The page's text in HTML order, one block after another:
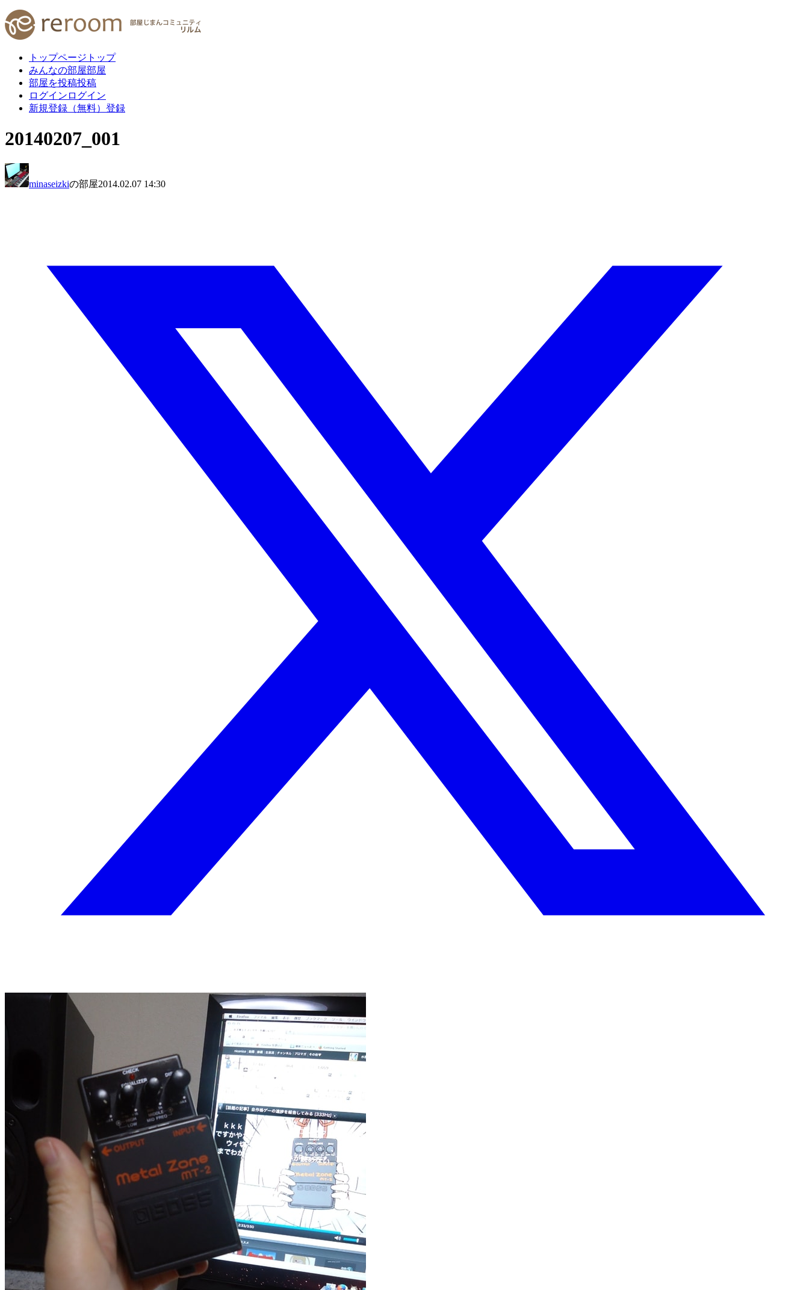
トップページ トップ
みんなの部屋部屋
部屋を投稿投稿
ログイン ログイン
新規登録（無料） 登録
20140207_001
minaseizkiの部屋2014.02.07 14:30